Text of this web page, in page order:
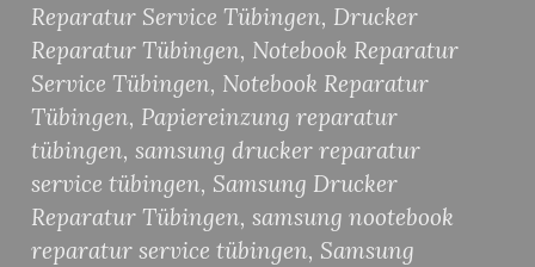
Reparatur Service Tübingen, Drucker
Reparatur Tübingen, Notebook Reparatur
Service Tübingen, Notebook Reparatur
Tübingen, Papiereinzung reparatur
tübingen, samsung drucker reparatur
service tübingen, Samsung Drucker
Reparatur Tübingen, samsung nootebook
reparatur service tübingen, Samsung